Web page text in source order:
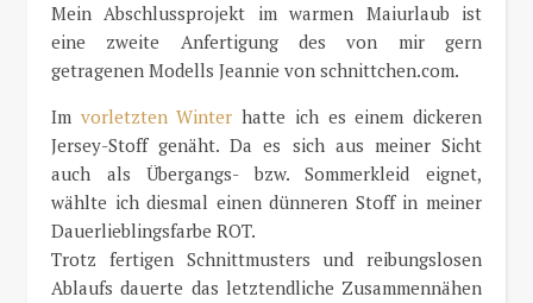
Mein Abschlussprojekt im warmen Maiurlaub ist
eine zweite Anfertigung des von mir gern
getragenen Modells Jeannie von schnittchen.com.
Im vorletzten Winter hatte ich es einem dickeren
Jersey-Stoff genäht. Da es sich aus meiner Sicht
auch als Übergangs- bzw. Sommerkleid eignet,
wählte ich diesmal einen dünneren Stoff in meiner
Dauerlieblingsfarbe ROT.
Trotz fertigen Schnittmusters und reibungslosen
Ablaufs dauerte das letztendliche Zusammennähen